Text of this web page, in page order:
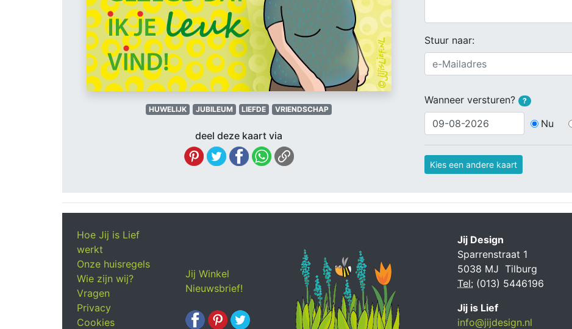
HUWELIJK JUBILEUM LIEFDE VRIENDSCHAP
deel deze kaart via
Stuur naar:
Wanneer versturen?
?
Nu
Kies een andere kaart
Hoe Jij is Lief
werkt
Onze huisregels
Wie zijn wij?
Vragen
Privacy
Cookies
Jij Winkel
Nieuwsbrief!
Jij Design
Sparrenstraat 1
5038 MJ Tilburg
Tel: (013) 5446196
Jij is Lief
info@jijdesign.nl